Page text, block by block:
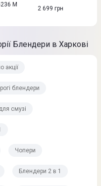
M
2 699 грн
Блендери в Харкові
акції
блендери
смузі
Чопери
Блендери 2 в 1